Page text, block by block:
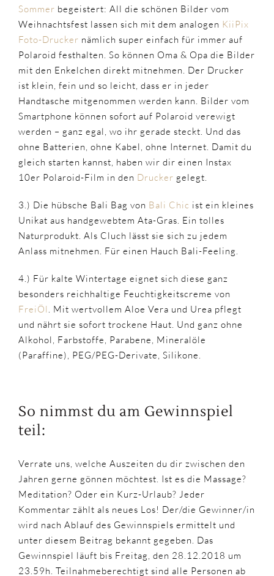
Sommer begeistert: All die schönen Bilder vom
Weihnachtsfest lassen sich mit dem analogen KiiPix
Foto-Drucker nämlich super einfach für immer auf
Polaroid festhalten. So können Oma & Opa die Bilder
mit den Enkelchen direkt mitnehmen. Der Drucker
ist klein, fein und so leicht, dass er in jeder
Handtasche mitgenommen werden kann. Bilder vom
Smartphone können sofort auf Polaroid verewigt
werden – ganz egal, wo ihr gerade steckt. Und das
ohne Batterien, ohne Kabel, ohne Internet. Damit du
gleich starten kannst, haben wir dir einen Instax
10er Polaroid-Film in den Drucker gelegt.
3.) Die hübsche Bali Bag von Bali Chic ist ein kleines
Unikat aus handgewebtem Ata-Gras. Ein tolles
Naturprodukt. Als Cluch lässt sie sich zu jedem
Anlass mitnehmen. Für einen Hauch Bali-Feeling.
4.) Für kalte Wintertage eignet sich diese ganz
besonders reichhaltige Feuchtigkeitscreme von
FreiÖl
. Mit wertvollem Aloe Vera und Urea pflegt
und nährt sie sofort trockene Haut. Und ganz ohne
Alkohol, Farbstoffe, Parabene, Mineralöle
(Paraffine), PEG/PEG-Derivate, Silikone.
So nimmst du am Gewinnspiel
teil:
Verrate uns, welche Auszeiten du dir zwischen den
Jahren gerne gönnen möchtest. Ist es die Massage?
Meditation? Oder ein Kurz-Urlaub? Jeder
Kommentar zählt als neues Los! Der/die Gewinner/in
wird nach Ablauf des Gewinnspiels ermittelt und
unter diesem Beitrag bekannt gegeben. Das
Gewinnspiel läuft bis Freitag, den 28.12.2018 um
23.59h. Teilnahmeberechtigt sind alle Personen ab